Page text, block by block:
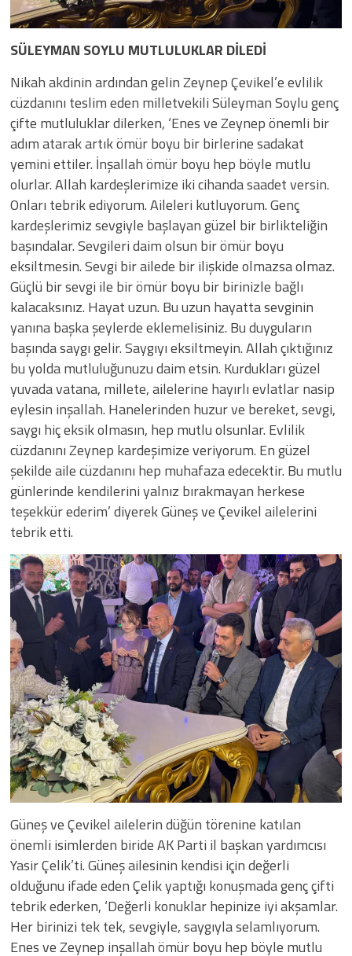
SÜLEYMAN SOYLU MUTLULUKLAR DİLEDİ
Nikah akdinin ardından gelin Zeynep Çevikel’e evlilik
cüzdanını teslim eden milletvekili Süleyman Soylu genç
çifte mutluluklar dilerken, ‘Enes ve Zeynep önemli bir
adım atarak artık ömür boyu bir birlerine sadakat
yemini ettiler. İnşallah ömür boyu hep böyle mutlu
olurlar. Allah kardeşlerimize iki cihanda saadet versin.
Onları tebrik ediyorum. Aileleri kutluyorum. Genç
kardeşlerimiz sevgiyle başlayan güzel bir birlikteliğin
başındalar. Sevgileri daim olsun bir ömür boyu
eksiltmesin. Sevgi bir ailede bir ilişkide olmazsa olmaz.
Güçlü bir sevgi ile bir ömür boyu bir birinizle bağlı
kalacaksınız. Hayat uzun. Bu uzun hayatta sevginin
yanına başka şeylerde eklemelisiniz. Bu duyguların
başında saygı gelir. Saygıyı eksiltmeyin. Allah çıktığınız
bu yolda mutluluğunuzu daim etsin. Kurdukları güzel
yuvada vatana, millete, ailelerine hayırlı evlatlar nasip
eylesin inşallah. Hanelerinden huzur ve bereket, sevgi,
saygı hiç eksik olmasın, hep mutlu olsunlar. Evlilik
cüzdanını Zeynep kardeşimize veriyorum. En güzel
şekilde aile cüzdanını hep muhafaza edecektir. Bu mutlu
günlerinde kendilerini yalnız bırakmayan herkese
teşekkür ederim’ diyerek Güneş ve Çevikel ailelerini
tebrik etti.
Güneş ve Çevikel ailelerin düğün törenine katılan
önemli isimlerden biride AK Parti il başkan yardımcısı
Yasir Çelik’ti. Güneş ailesinin kendisi için değerli
olduğunu ifade eden Çelik yaptığı konuşmada genç çifti
tebrik ederken, ‘Değerli konuklar hepinize iyi akşamlar.
Her birinizi tek tek, sevgiyle, saygıyla selamlıyorum.
Enes ve Zeynep inşallah ömür boyu hep böyle mutlu